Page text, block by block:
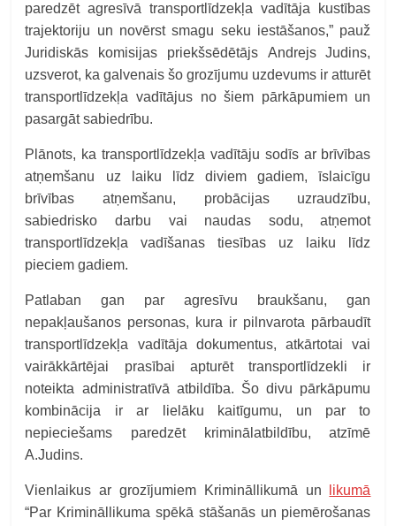
paredzēt agresīvā transportlīdzekļa vadītāja kustības
trajektoriju un novērst smagu seku iestāšanos,” pauž
Juridiskās komisijas priekšsēdētājs Andrejs Judins,
uzsverot, ka galvenais šo grozījumu uzdevums ir atturēt
transportlīdzekļa vadītājus no šiem pārkāpumiem un
pasargāt sabiedrību.
Plānots, ka transportlīdzekļa vadītāju sodīs ar brīvības
atņemšanu uz laiku līdz diviem gadiem, īslaicīgu
brīvības atņemšanu, probācijas uzraudzību,
sabiedrisko darbu vai naudas sodu, atņemot
transportlīdzekļa vadīšanas tiesības uz laiku līdz
pieciem gadiem.
Patlaban gan par agresīvu braukšanu, gan
nepakļaušanos personas, kura ir pilnvarota pārbaudīt
transportlīdzekļa vadītāja dokumentus, atkārtotai vai
vairākkārtējai prasībai apturēt transportlīdzekli ir
noteikta administratīvā atbildība. Šo divu pārkāpumu
kombinācija ir ar lielāku kaitīgumu, un par to
nepieciešams paredzēt kriminālatbildību, atzīmē
A.Judins.
Vienlaikus ar grozījumiem Krimināllikumā un
likumā
“Par Krimināllikuma spēkā stāšanās un piemērošanas